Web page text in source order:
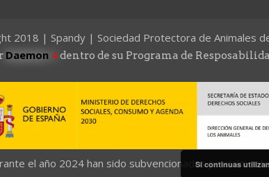
2018 | Spandy | Sociedad Protectora de Animales
Daemon 4dentro de su Programa de
el año 2024 han sido subvencionadasSi continuas